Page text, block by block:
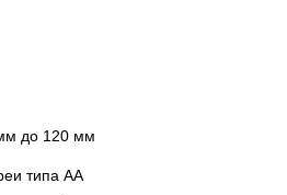
до 120 мм
типа АА